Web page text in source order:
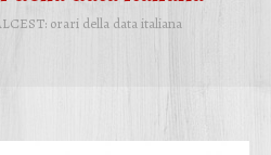
orari della data italiana